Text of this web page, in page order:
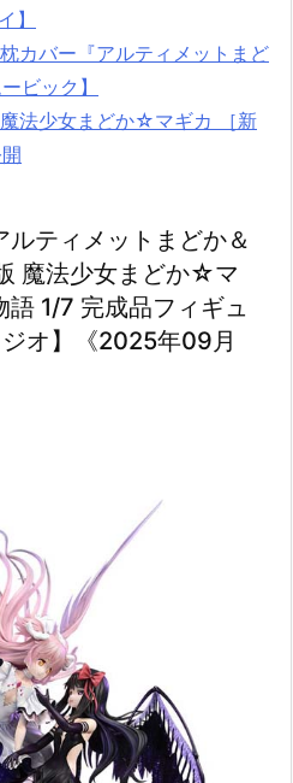
】
カバー『アルティメットまど
ビック】
法少女まどか☆マギカ ［新
ルティメットまどか＆
魔法少女まどか☆マ
1/7 完成品フィギュ
オ】《2025年09月